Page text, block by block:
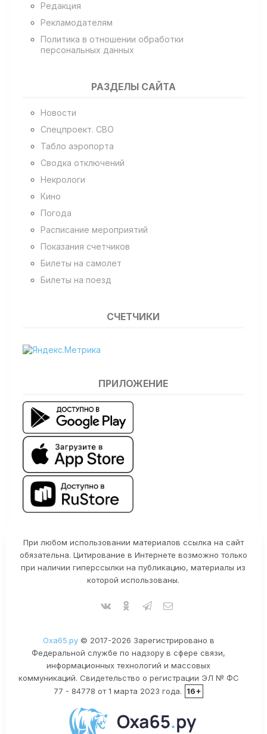
Редакция
Рекламодателям
Политика в отношении обработки
персональных данных
РАЗДЕЛЫ САЙТА
Новости
Спецпроект. СВО
Табло аэропорта
Сводка отключений
Некрологи
Кино
Погода
Расписание мероприятий
Показания счетчиков
Билеты на самолет
Билеты на поезд
СЧЕТЧИКИ
ПРИЛОЖЕНИЕ
При любом использовании материалов ссылка на сайт
обязательна. Цитирование в Интернете возможно только
при наличии гиперссылки на публикацию, материалы из
которой использованы.
Оха65.ру© 2017-2026 Зарегистрировано в
Федеральной службе по надзору в сфере связи,
информационных технологий и массовых
коммуникаций. Свидетельство о регистрации ЭЛ № ФС
77 - 84778 от 1 марта 2023 года.
16+